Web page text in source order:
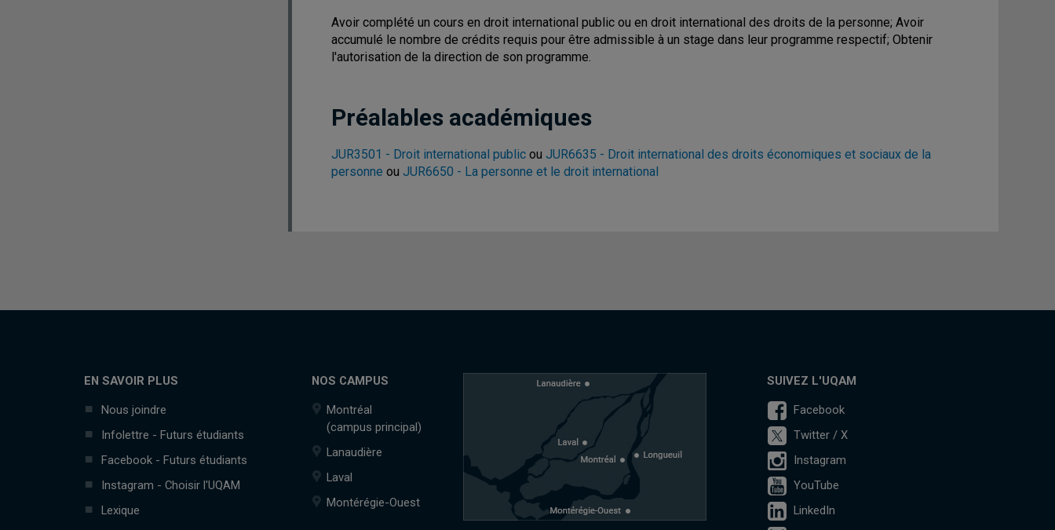
Avoir complété un cours en droit international public ou en droit international des droits de la personne; Avoir
accumulé le nombre de crédits requis pour être admissible à un stage dans leur programme respectif; Obtenir
l'autorisation de la direction de son programme.
Préalables académiques
JUR3501 - Droit international public ou JUR6635 - Droit international des droits économiques et sociaux de la
personne ou JUR6650 - La personne et le droit international
EN SAVOIR PLUS
Nous joindre
Infolettre - Futurs étudiants
Facebook - Futurs étudiants
Instagram - Choisir l'UQAM
Lexique
NOS CAMPUS
Montréal
(campus principal)
Lanaudière
Laval
Montérégie-Ouest
SUIVEZ L'UQAM
Facebook
Twitter / X
Instagram
YouTube
LinkedIn